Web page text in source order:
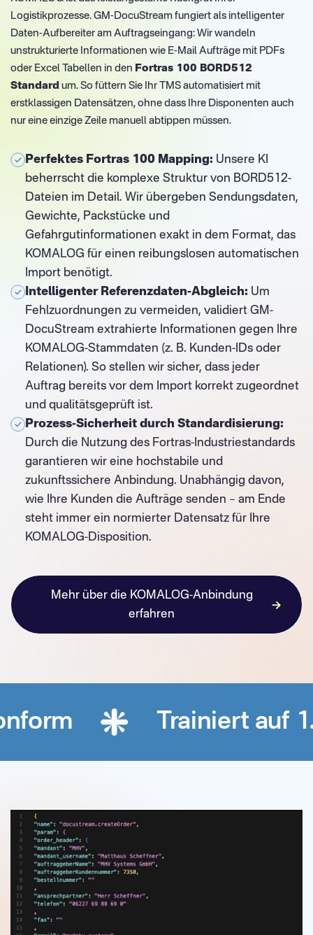
Logistikprozesse. GM-DocuStream fungiert als intelligenter
Daten-Aufbereiter am Auftragseingang: Wir wandeln
unstrukturierte Informationen wie E-Mail Aufträge mit PDFs
oder Excel Tabellen in den Fortras 100 BORD512
Standard um. So füttern Sie Ihr TMS automatisiert mit
erstklassigen Datensätzen, ohne dass Ihre Disponenten auch
nur eine einzige Zeile manuell abtippen müssen.
Perfektes Fortras 100 Mapping: Unsere KI
beherrscht die komplexe Struktur von BORD512-
Dateien im Detail. Wir übergeben Sendungsdaten,
Gewichte, Packstücke und
Gefahrgutinformationen exakt in dem Format, das
KOMALOG für einen reibungslosen automatischen
Import benötigt.
Intelligenter Referenzdaten-Abgleich: Um
Fehlzuordnungen zu vermeiden, validiert GM-
DocuStream extrahierte Informationen gegen Ihre
KOMALOG-Stammdaten (z. B. Kunden-IDs oder
Relationen). So stellen wir sicher, dass jeder
Auftrag bereits vor dem Import korrekt zugeordnet
und qualitätsgeprüft ist.
Prozess-Sicherheit durch Standardisierung:
Durch die Nutzung des Fortras-Industriestandards
garantieren wir eine hochstabile und
zukunftssichere Anbindung. Unabhängig davon,
wie Ihre Kunden die Aufträge senden – am Ende
steht immer ein normierter Datensatz für Ihre
KOMALOG-Disposition.
Mehr über die KOMALOG-Anbindung
erfahren
Trainiert auf